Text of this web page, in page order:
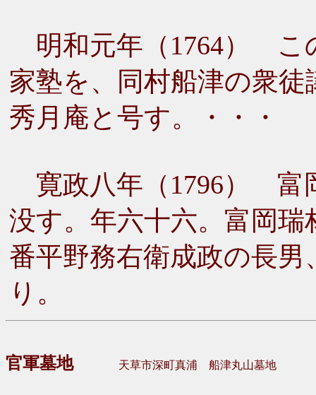
明和元年（1764） こ
家塾を、同村船津の衆
秀月庵と号す。・・・
寛政八年（1796） 富
没す。年六十六。富岡
番平野務右衛成政の長
り。
官軍墓地 天草市深町真浦 船津丸山墓地